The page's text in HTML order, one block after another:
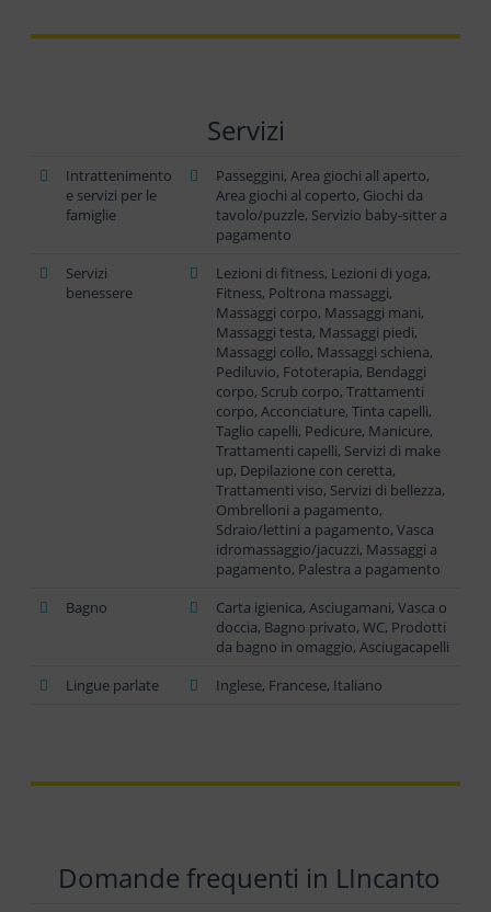
Servizi
Intrattenimento
e servizi per le
famiglie
Passeggini, Area giochi all aperto,
Area giochi al coperto, Giochi da
tavolo/puzzle, Servizio baby-sitter a
pagamento
Servizi
benessere
Lezioni di fitness, Lezioni di yoga,
Fitness, Poltrona massaggi,
Massaggi corpo, Massaggi mani,
Massaggi testa, Massaggi piedi,
Massaggi collo, Massaggi schiena,
Pediluvio, Fototerapia, Bendaggi
corpo, Scrub corpo, Trattamenti
corpo, Acconciature, Tinta capelli,
Taglio capelli, Pedicure, Manicure,
Trattamenti capelli, Servizi di make
up, Depilazione con ceretta,
Trattamenti viso, Servizi di bellezza,
Ombrelloni a pagamento,
Sdraio/lettini a pagamento, Vasca
idromassaggio/jacuzzi, Massaggi a
pagamento, Palestra a pagamento
Bagno
Carta igienica, Asciugamani, Vasca o
doccia, Bagno privato, WC, Prodotti
da bagno in omaggio, Asciugacapelli
Lingue parlate
Inglese, Francese, Italiano
Domande frequenti in LIncanto